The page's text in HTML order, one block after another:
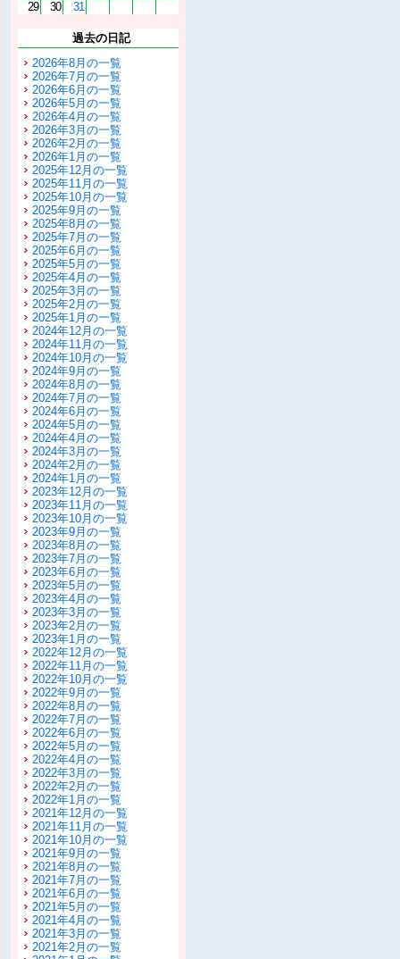
29
30 31
過去の日記
2026年8月の一覧
2026年7月の一覧
2026年6月の一覧
2026年5月の一覧
2026年4月の一覧
2026年3月の一覧
2026年2月の一覧
2026年1月の一覧
2025年12月の一覧
2025年11月の一覧
2025年10月の一覧
2025年9月の一覧
2025年8月の一覧
2025年7月の一覧
2025年6月の一覧
2025年5月の一覧
2025年4月の一覧
2025年3月の一覧
2025年2月の一覧
2025年1月の一覧
2024年12月の一覧
2024年11月の一覧
2024年10月の一覧
2024年9月の一覧
2024年8月の一覧
2024年7月の一覧
2024年6月の一覧
2024年5月の一覧
2024年4月の一覧
2024年3月の一覧
2024年2月の一覧
2024年1月の一覧
2023年12月の一覧
2023年11月の一覧
2023年10月の一覧
2023年9月の一覧
2023年8月の一覧
2023年7月の一覧
2023年6月の一覧
2023年5月の一覧
2023年4月の一覧
2023年3月の一覧
2023年2月の一覧
2023年1月の一覧
2022年12月の一覧
2022年11月の一覧
2022年10月の一覧
2022年9月の一覧
2022年8月の一覧
2022年7月の一覧
2022年6月の一覧
2022年5月の一覧
2022年4月の一覧
2022年3月の一覧
2022年2月の一覧
2022年1月の一覧
2021年12月の一覧
2021年11月の一覧
2021年10月の一覧
2021年9月の一覧
2021年8月の一覧
2021年7月の一覧
2021年6月の一覧
2021年5月の一覧
2021年4月の一覧
2021年3月の一覧
2021年2月の一覧